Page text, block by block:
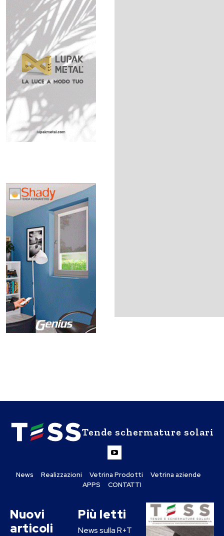
Tende schermature solari
News Realizzazioni Vetrina Prodotti
Vetrina aziende
APPS
CONTATTI
Nuovi
articoli
Più letti
News sulla R+T